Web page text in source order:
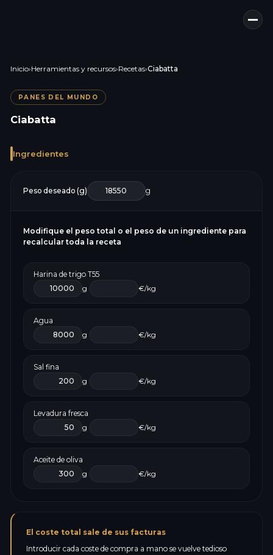
Inicio›Herramientas y recursos›Recetas›Ciabatta
PANES DEL MUNDO
Ciabatta
Ingredientes
Peso deseado (g) g
Modifique el peso total o el peso de un ingrediente para
recalcular toda la receta
Harina de trigo T55
g
€/kg
Agua
g
€/kg
Sal fina
g
€/kg
Levadura fresca
g
€/kg
Aceite de oliva
g
€/kg
El coste total sale de sus facturas
Introducir cada coste de compra a mano se vuelve tedioso